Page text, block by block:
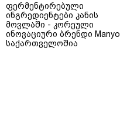
ფერმენტირებული
ინგრედიენტები კანის
მოვლაში - კორეული
ინოვაციური ბრენდი Manyo
საქართველოშია